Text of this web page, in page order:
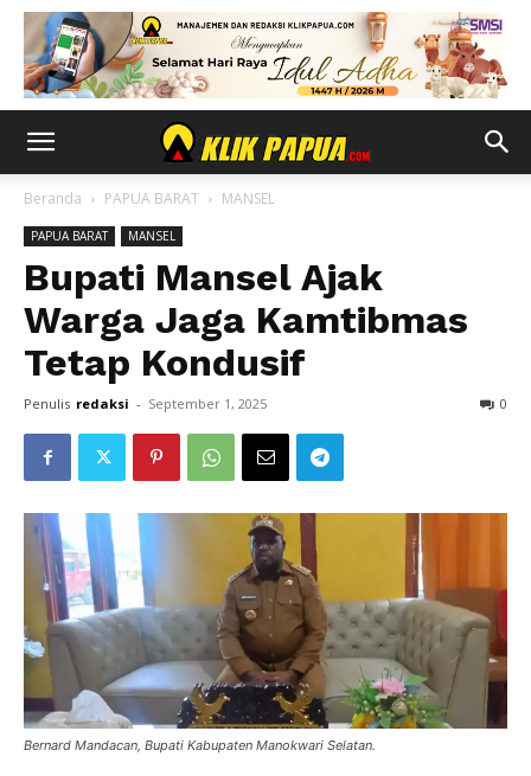
Beranda PAPUA BARAT MANSEL
PAPUA BARAT MANSEL
Bupati Mansel Ajak
Warga Jaga Kamtibmas
Tetap Kondusif
Penulis redaksi - September 1, 2025 0
Bernard Mandacan, Bupati Kabupaten Manokwari Selatan.